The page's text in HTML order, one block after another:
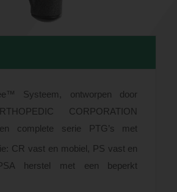
Systeem, ontworpen door
CORPORATION
complete serie PTG’s met
CR vast en mobiel, PS vast en
herstel met een beperkt